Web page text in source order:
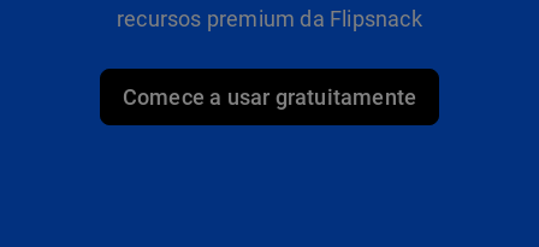
recursos premium da Flipsnack
Comece a usar gratuitamente